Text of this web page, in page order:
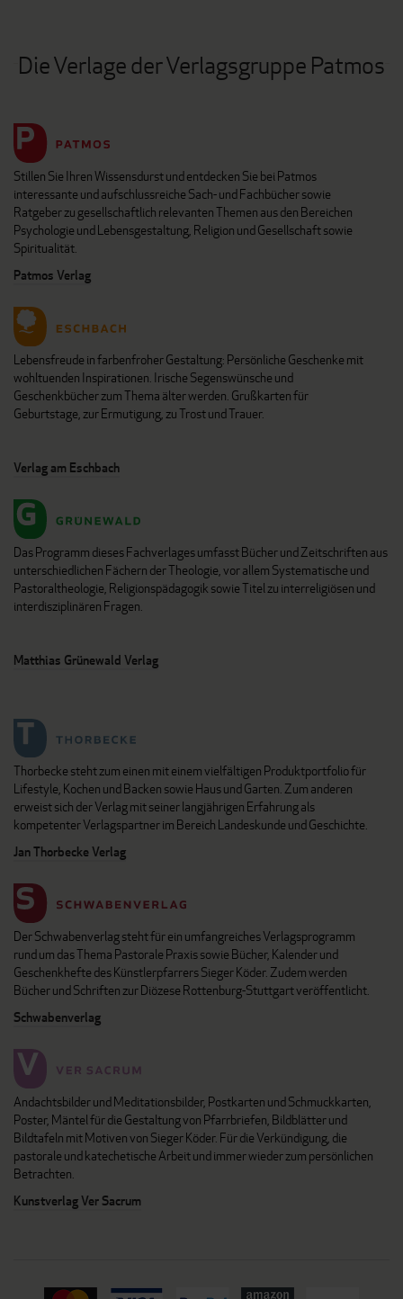
Die Verlage der Verlagsgruppe Patmos
Stillen Sie Ihren Wissensdurst und entdecken Sie bei Patmos
interessante und aufschlussreiche Sach- und Fachbücher sowie
Ratgeber zu gesellschaftlich relevanten Themen aus den Bereichen
Psychologie und Lebensgestaltung, Religion und Gesellschaft sowie
Spiritualität.
Patmos Verlag
Lebensfreude in farbenfroher Gestaltung: Persönliche Geschenke mit
wohltuenden Inspirationen. Irische Segenswünsche und
Geschenkbücher zum Thema älter werden. Grußkarten für
Geburtstage, zur Ermutigung, zu Trost und Trauer.
Verlag am Eschbach
Das Programm dieses Fachverlages umfasst Bücher und Zeitschriften aus
unterschiedlichen Fächern der Theologie, vor allem Systematische und
Pastoraltheologie, Religionspädagogik sowie Titel zu interreligiösen und
interdisziplinären Fragen.
Matthias Grünewald Verlag
Thorbecke steht zum einen mit einem vielfältigen Produktportfolio für
Lifestyle, Kochen und Backen sowie Haus und Garten. Zum anderen
erweist sich der Verlag mit seiner langjährigen Erfahrung als
kompetenter Verlagspartner im Bereich Landeskunde und Geschichte.
Jan Thorbecke Verlag
Der Schwabenverlag steht für ein umfangreiches Verlagsprogramm
rund um das Thema Pastorale Praxis sowie Bücher, Kalender und
Geschenkhefte des Künstlerpfarrers Sieger Köder. Zudem werden
Bücher und Schriften zur Diözese Rottenburg-Stuttgart veröffentlicht.
Schwabenverlag
Andachtsbilder und Meditationsbilder, Postkarten und Schmuckkarten,
Poster, Mäntel für die Gestaltung von Pfarrbriefen, Bildblätter und
Bildtafeln mit Motiven von Sieger Köder. Für die Verkündigung, die
pastorale und katechetische Arbeit und immer wieder zum persönlichen
Betrachten.
Kunstverlag Ver Sacrum